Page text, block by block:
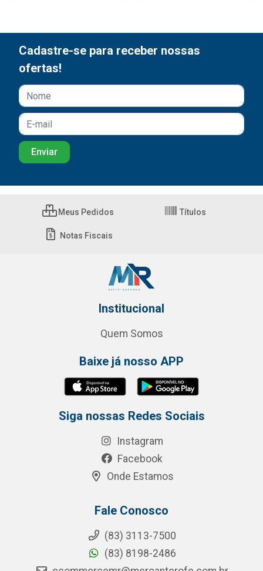
Cadastre-se para receber nossas
ofertas!
Meus Pedidos Títulos
Notas Fiscais
Institucional
Quem Somos
Baixe já nosso APP
Siga nossas Redes Sociais
Instagram
Facebook
Onde Estamos
Fale Conosco
(83) 3113-7500
(83) 8198-2486